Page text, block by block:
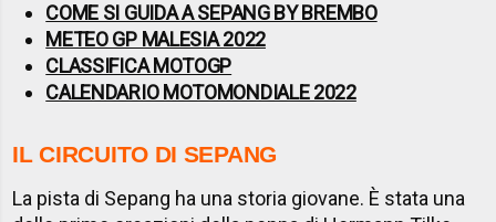
COME SI GUIDA A SEPANG BY BREMBO
METEO GP MALESIA 2022
CLASSIFICA MOTOGP
CALENDARIO MOTOMONDIALE 2022
IL CIRCUITO DI SEPANG
La pista di Sepang ha una storia giovane. È stata una